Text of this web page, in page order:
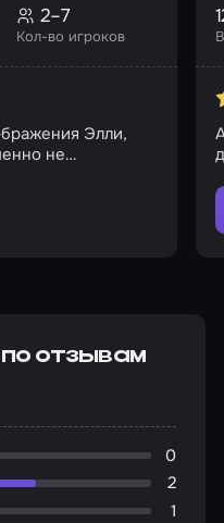
Кол-во игроков
2–7
Элли,
не
отзывам
0
2
1